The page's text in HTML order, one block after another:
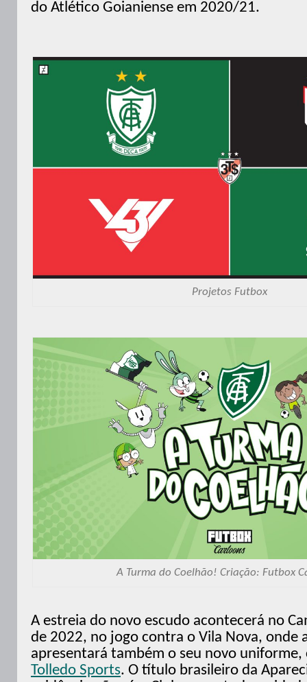
do Atlético Goianiense em 2020/21.
Projetos Futbox
A Turma do Coelhão! Criação: Futbox
A estreia do novo escudo acontecerá no
de 2022, no jogo contra o Vila Nova, onde
apresentará também o seu novo uniforme,
Tolledo Sports. O título brasileiro da